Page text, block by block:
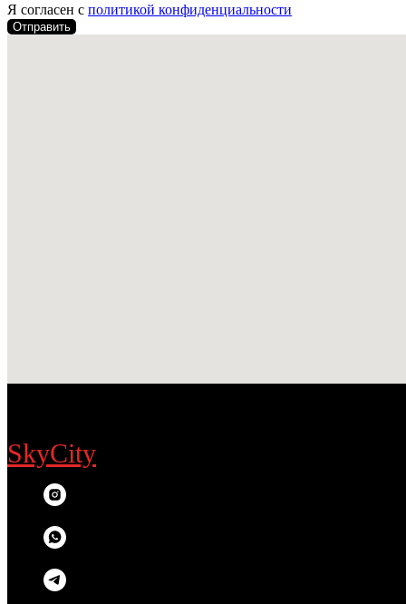
Я согласен с политикой конфиденциальности
Отправить
SkyCity